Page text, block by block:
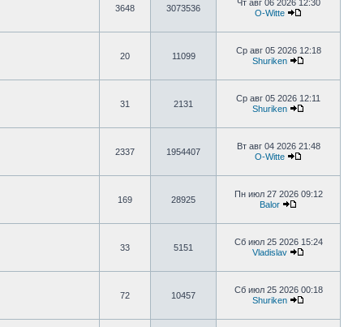
3648 3073536
Чт авг 06 2026 12:30
O-Witte
20 11099
Ср авг 05 2026 12:18
Shuriken
31 2131
Ср авг 05 2026 12:11
Shuriken
2337 1954407
Вт авг 04 2026 21:48
O-Witte
169 28925
Пн июл 27 2026 09:12
Balor
33 5151
Сб июл 25 2026 15:24
Vladislav
72 10457
Сб июл 25 2026 00:18
Shuriken